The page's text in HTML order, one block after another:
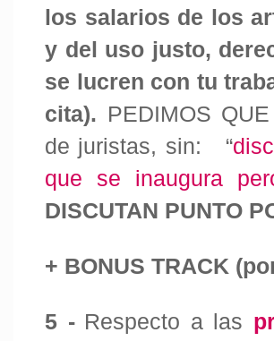
los salarios de los
y del uso justo,
se lucren con tu
cita). PEDIMOS
de juristas, sin: “
que se inaugura
DISCUTAN PUNTO
+ BONUS TRACK
5 - Respecto a las